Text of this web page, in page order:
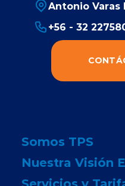
Antonio Varas
+56 - 32
Somos TPS
Nuestra Visión
Servicios y